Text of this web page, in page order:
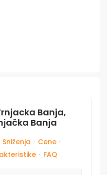
Banja,
Banja
Sniženja · Cene ·
· FAQ